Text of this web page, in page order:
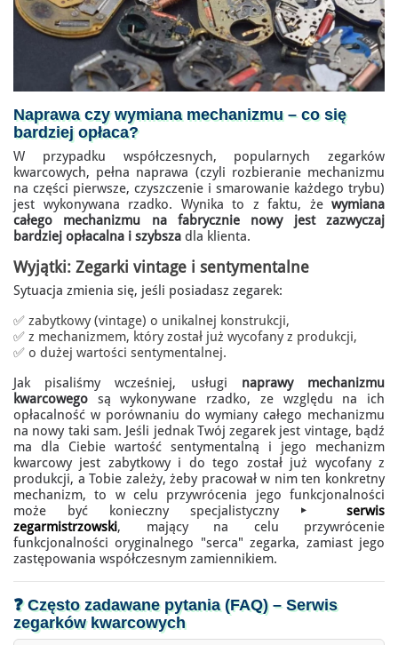
Naprawa czywymiana mechanizmu– co się
bardziej opłaca?
W przypadku współczesnych, popularnych zegarków
kwarcowych, pełna naprawa (czyli rozbieranie mechanizmu
na części pierwsze, czyszczenie i smarowanie każdego trybu)
jest wykonywana rzadko. Wynika to z faktu, że wymiana
całego mechanizmu na fabrycznie nowy jest zazwyczaj
bardziej opłacalna i szybsza dla klienta.
Wyjątki: Zegarki vintage i sentymentalne
Sytuacja zmienia się, jeśli posiadasz zegarek:
✅ zabytkowy (vintage) o unikalnej konstrukcji,
✅ z mechanizmem, który został już wycofany z produkcji,
✅ o dużej wartości sentymentalnej.
Jak pisaliśmy wcześniej, usługi naprawy mechanizmu
kwarcowego są wykonywane rzadko, ze względu na ich
opłacalność w porównaniu do wymiany całego mechanizmu
na nowy taki sam. Jeśli jednak Twój zegarek jest vintage, bądź
ma dla Ciebie wartość sentymentalną i jego mechanizm
kwarcowy jest zabytkowy i do tego został już wycofany z
produkcji, a Tobie zależy, żeby pracował w nim ten konkretny
mechanizm, to w celu przywrócenia jego funkcjonalności
może być konieczny specjalistyczny ▶️ serwis
zegarmistrzowski, mający na celu przywrócenie
funkcjonalności oryginalnego "serca" zegarka, zamiast jego
zastępowania współczesnym zamiennikiem.
❓ Często zadawane pytania (FAQ) –Serwis
zegarków kwarcowych